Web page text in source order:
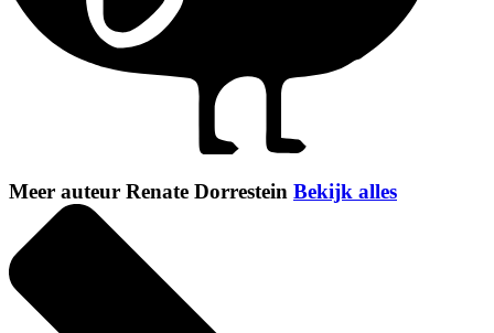
Meer auteur Renate Dorrestein Bekijk alles